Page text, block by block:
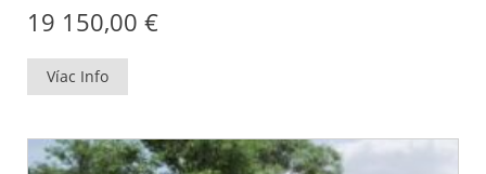
19 150,00 €
Víac Info